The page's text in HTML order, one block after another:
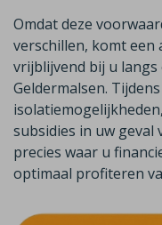
Omdat deze
verschillen, komt een
vrijblijvend bij u
Geldermalsen.
subsidies in uw geval
precies waar u
optimaal profiteren